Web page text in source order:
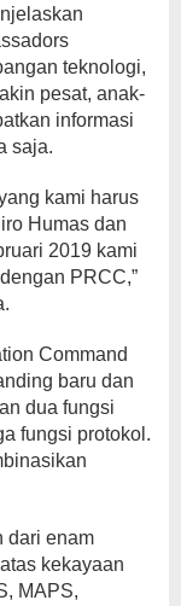
teknologi,
pesat, anak-
informasi
saja.
kami harus
Humas dan
2019 kami
PRCC,”
Command
baru dan
dua fungsi
fungsi protokol.
dari enam
kekayaan
MAPS,